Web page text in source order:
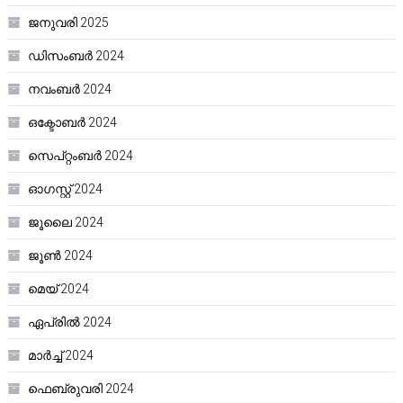
ജനുവരി 2025
ഡിസംബർ 2024
നവംബർ 2024
ഒക്ടോബർ 2024
സെപ്റ്റംബർ 2024
ഓഗസ്റ്റ്‌ 2024
ജൂലൈ 2024
ജൂൺ 2024
മെയ്‌ 2024
ഏപ്രിൽ 2024
മാർച്ച്‌ 2024
ഫെബ്രുവരി 2024